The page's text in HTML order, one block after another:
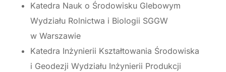
Katedra Nauk o Środowisku Glebowym
Wydziału Rolnictwa i Biologii SGGW
w Warszawie
Katedra Inżynierii Kształtowania Środowiska
i Geodezji Wydziału Inżynierii Produkcji